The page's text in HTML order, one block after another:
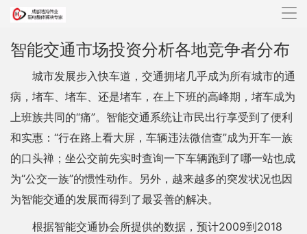
导
智能交通市场投资分析各地竞争者分布
城市发展步入快车道，交通拥堵几乎成为所有城市的通
病，堵车、堵车、还是堵车，在上下班的高峰期，堵车成为
上班族共同的“痛”。智能交通系统让市民出行享受到了便利
和实惠：“行在路上看大屏，车辆违法微信查”成为开车一族
的口头禅；坐公交前先实时查询一下车辆跑到了哪一站也成
为“公交一族”的惯性动作。另外，越来越多的突发状况也因
为智能交通的发展而得到了最妥善的解决。
根据智能交通协会所提供的数据，预计2009到2018